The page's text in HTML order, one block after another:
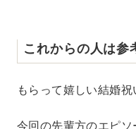
これからの人は参
もらって嬉しい結婚祝
今回の先輩方のエピ